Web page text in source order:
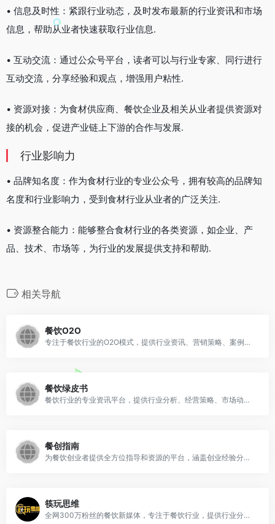
• 信息及时性：紧跟行业动态，及时发布最新的行业资讯和市场
信息，帮助从业者快速获取行业信息.
• 互动交流：通过公众号平台，读者可以与行业专家、同行进行
互动交流，分享经验和观点，增强用户粘性.
• 资源对接：为食材供应商、餐饮企业及相关从业者提供资源对
接的机会，促进产业链上下游的合作与发展.
行业影响力
• 品牌知名度：作为食材行业的专业公众号，拥有较高的品牌知
名度和行业影响力，受到食材行业从业者的广泛关注.
• 资源整合能力：能够整合食材行业的各类资源，如企业、产
品、技术、市场等，为行业的发展提供支持和帮助.
相关导航
餐饮O2O
专注于餐饮行业的O2O模式，提供行业资讯、营销策略、案例分析等内容，帮助餐饮企业实现线上线下的融合发展和数字化转型.
餐饮绿皮书
餐饮行业的专业资讯平台，提供行业分析、经营策略、市场动态以及餐饮文化等内容，帮助餐饮企业和从业者把握行业趋势，提升经营水平.
餐创指南
为餐饮创业者提供全方位指导和资源的平台，涵盖创业经验分享、市场分析、经营策略、菜品创新等内容.
筷玩思维
全网300万粉丝的餐饮新媒体，专注于餐饮行业，提供行业分析、经营策略、品牌案例等内容。